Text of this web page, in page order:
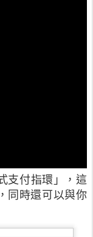
支付指環」，這
同時還可以與你